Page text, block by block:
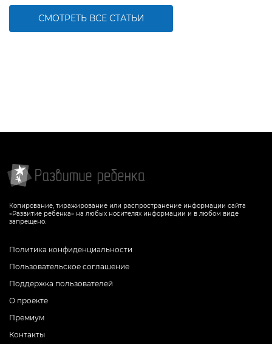
СМОТРЕТЬ ВСЕ СТАТЬИ
Копирование, тиражирование или распространение информации сайта
«Развитие ребенка» на любых носителях информации и в любом виде
запрещено.
Политика конфиденциальности
Пользовательское соглашение
Поддержка пользователей
О проекте
Премиум
Контакты